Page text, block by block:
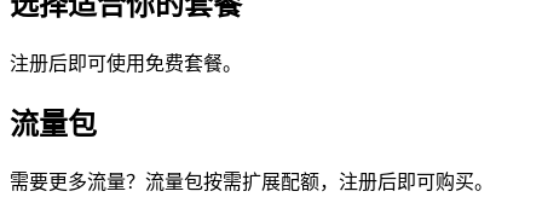
注册后即可使用免费套餐。
流量包
需要更多流量？流量包按需扩展配额，注册后即可购买。